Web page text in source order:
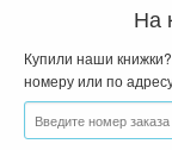
На
Купили наши
номеру или по